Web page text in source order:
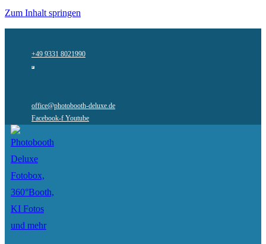
Zum Inhalt springen
+49 9331 8021990
office@photobooth-deluxe.de
Facebook-f Youtube